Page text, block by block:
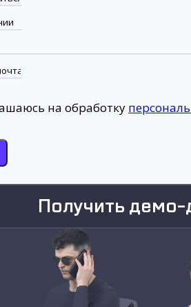
на обработку
Получить демо-